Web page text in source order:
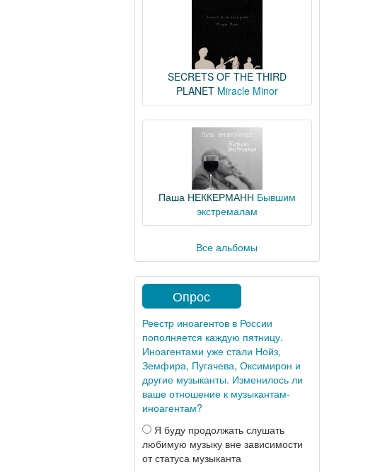
SECRETS OF THE THIRD
PLANET Miracle Minor
Паша НЕККЕРМАНН Бывшим
экстремалам
Все альбомы
Опрос
Реестр иноагентов в России
пополняется каждую пятницу.
Иноагентами уже стали Нойз,
Земфира, Пугачева, Оксимирон и
другие музыканты. Изменилось ли
ваше отношение к музыкантам-
иноагентам?
Я буду продолжать слушать
любимую музыку вне зависимости
от статуса музыканта